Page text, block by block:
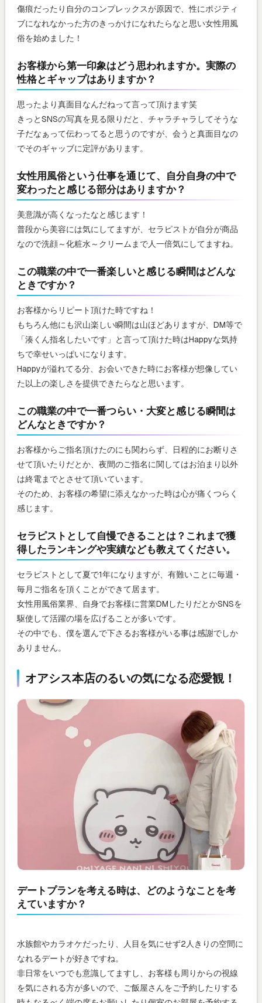
傷痕だったり自分のコンプレックスが原因で、性にポジティ
ブになれなかった方のきっかけになれたらなと思い女性用風
俗を始めました！
お客様から第一印象はどう思われますか。実際の
性格とギャップはありますか？
思ったより真面目なんだねって言って頂けます笑
きっとSNSの写真を見る限りだと、チャラチャラしてそうな
子だなぁって伝わってると思うのですが、会うと真面目なの
でそのギャッブに定評があります。
女性用風俗という仕事を通じて、自分自身の中で
変わったと感じる部分はありますか？
美意識が高くなったなと感じます！
普段から美容には気にしてますが、セラピストが自分が商品
なので洗顔～化粧水～クリームまで人一倍気にしてますね。
この職業の中で一番楽しいと感じる瞬間はどんな
ときですか？
お客様からリピート頂けた時ですね！
もちろん他にも沢山楽しい瞬間は山ほどありますが、DM等で
「湊くん指名したいです」と言って頂けた時はHappyな気持
ちで幸せいっぱいになります。
Happyが溢れてる分、お会いできた時にお客様が想像してい
た以上の楽しさを提供できたらなと思います。
この職業の中で一番つらい・大変と感じる瞬間は
どんなときですか？
お客様からご指名頂けたのにも関わらず、日程的にお断りさ
せて頂いたりだとか、夜間のご指名に関してはお泊まり以外
は終電までとさせて頂いています。
そのため、お客様の希望に添えなかった時は心が痛くつらく
感じます。
セラピストとして自慢できることは？これまで獲
得したランキングや実績なども教えてください。
セラピストとして夏で1年になりますが、有難いことに毎週・
毎月ご指名を頂くことができて居ます。
女性用風俗業界、自身でお客様に営業DMしたりだとかSNSを
駆使して活躍の場を広げることが多いです。
その中でも、僕を選んで下さるお客様がいる事は感謝でしか
ありません。
オアシス本店のるいの気になる恋愛観！
デートプランを考える時は、どのようなことを考
えていますか？
水族館やカラオケだったり、人目を気にせず2人きりの空間に
なれるデートが好きですね。
非日常をいつでも意識してますし、お客様も周りからの視線
を気にされる方が多いので、ご飯屋さんをご予約したりする